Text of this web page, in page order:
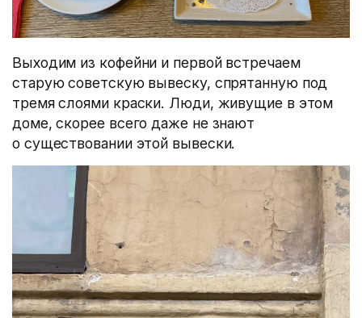
Выходим из кофейни и первой встречаем
старую советскую вывеску, спрятанную под
тремя слоями краски. Люди, живущие в этом
доме, скорее всего даже не знают
о существовании этой вывески.